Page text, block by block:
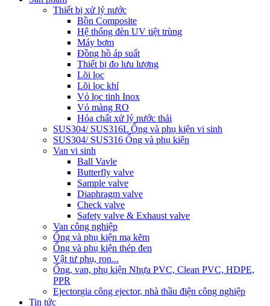
Thiết bị xử lý nước
Bồn Composite
Hệ thống đèn UV tiệt trùng
Máy bơm
Đồng hồ áp suất
Thiết bị đo lưu lượng
Lõi lọc
Lõi lọc khí
Vỏ lọc tinh Inox
Vỏ màng RO
Hóa chất xử lý nước thải
SUS304/ SUS316L Ống và phụ kiện vi sinh
SUS304/ SUS316 Ống và phụ kiện
Van vi sinh
Ball Vavle
Butterfly valve
Sample valve
Diaphragm valve
Check valve
Safety valve & Exhaust valve
Van công nghiệp
Ống và phụ kiện mạ kẽm
Ống và phụ kiện thép đen
Vật tư phụ, ron...
Ống, van, phụ kiện Nhựa PVC, Clean PVC, HDPE,
PPR
Ejectorgia công ejector, nhà thầu điện công nghiệp
Tin tức